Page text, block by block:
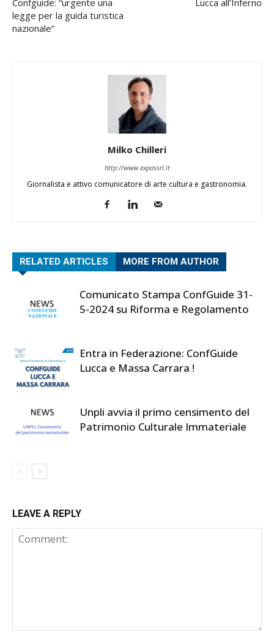
Confguide: “urgente una
legge per la guida turistica
nazionale”
Lucca all’Inferno
Milko Chilleri
http://www.expossrl.it
Giornalista e attivo comunicatore di arte cultura e gastronomia.
RELATED ARTICLES MORE FROM AUTHOR
Comunicato Stampa ConfGuide 31-
5-2024 su Riforma e Regolamento
Entra in Federazione: ConfGuide
Lucca e Massa Carrara !
Unpli avvia il primo censimento del
Patrimonio Culturale Immateriale
LEAVE A REPLY